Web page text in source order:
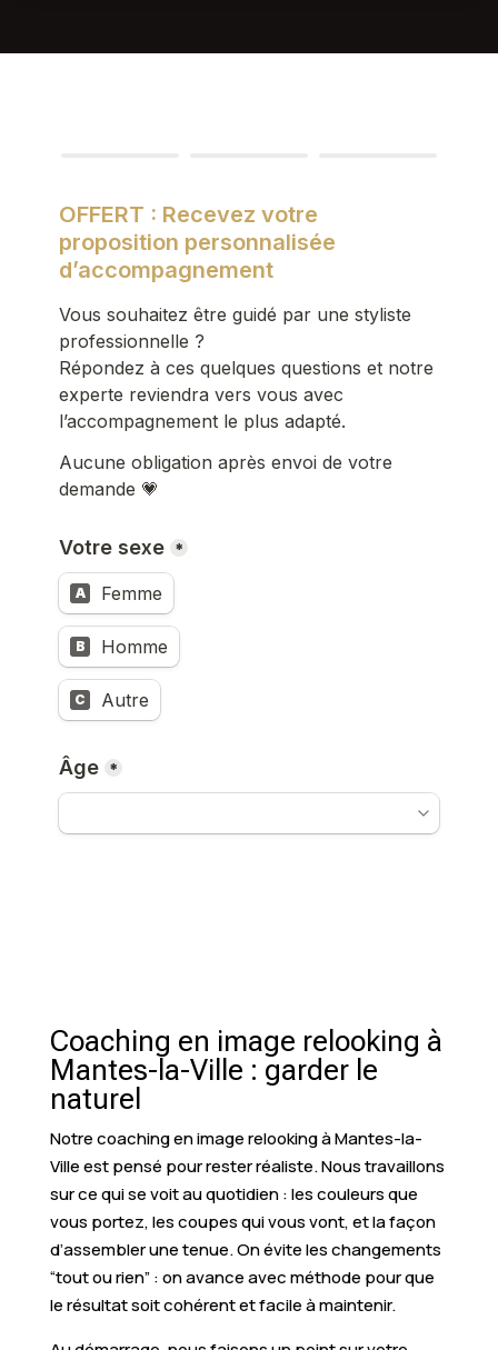
Coaching en image relooking à
Mantes-la-Ville : garder le
naturel
Notre coaching en image relooking à Mantes-la-
Ville est pensé pour rester réaliste. Nous travaillons
sur ce qui se voit au quotidien : les couleurs que
vous portez, les coupes qui vous vont, et la façon
d’assembler une tenue. On évite les changements
“tout ou rien” : on avance avec méthode pour que
le résultat soit cohérent et facile à maintenir.